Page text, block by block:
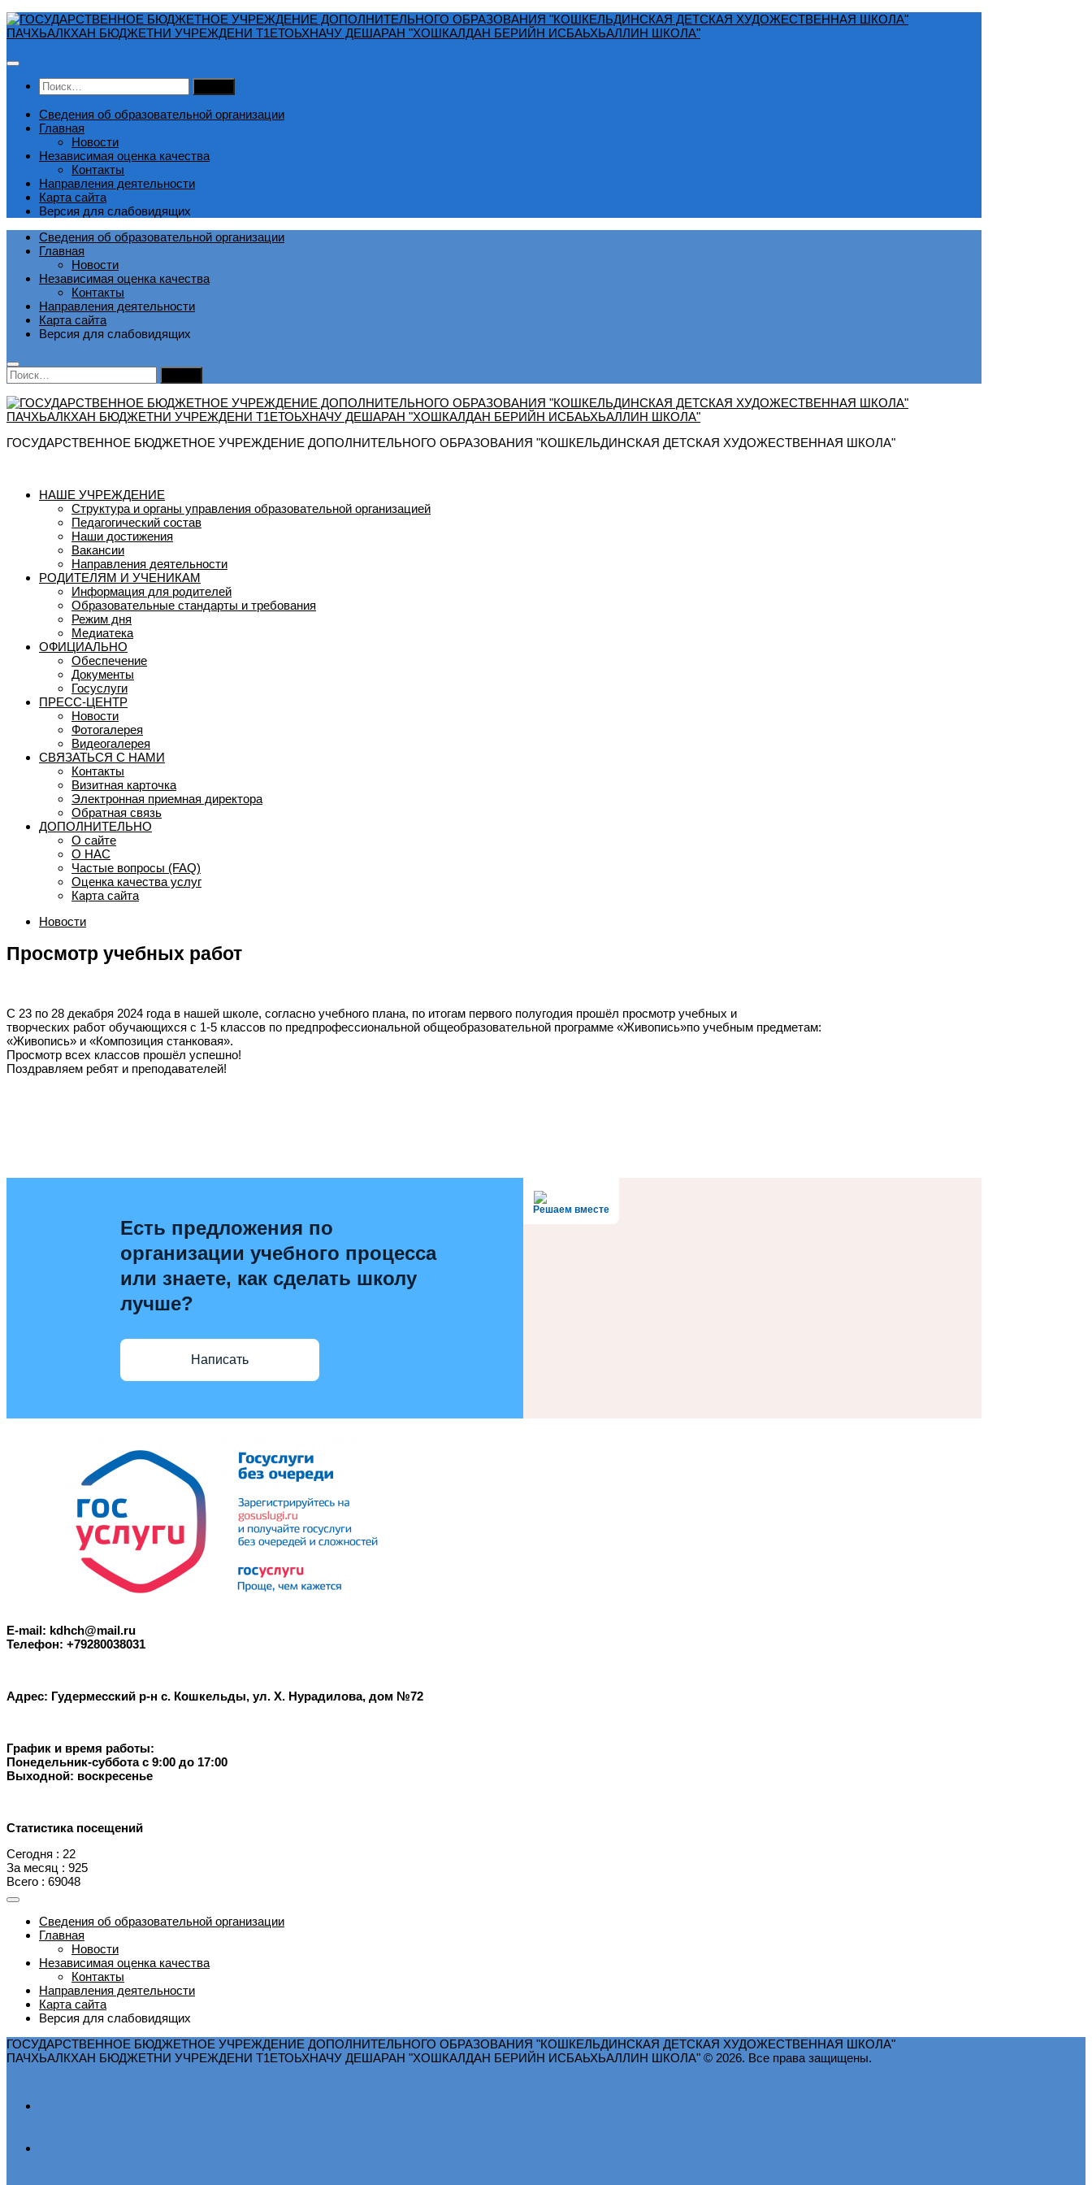
Перейти
к
Найти:
Сведения об образовательной организации
Главная
Новости
Независимая оценка качества
Контакты
Направления деятельности
Карта сайта
Версия для слабовидящих
Сведения об образовательной организации
Главная
Новости
Независимая оценка качества
Контакты
Направления деятельности
Карта сайта
Версия для слабовидящих
Найти:
ГОСУДАРСТВЕННОЕ БЮДЖЕТНОЕ УЧРЕЖДЕНИЕ ДОПОЛНИТЕЛЬНОГО ОБРАЗОВАНИЯ "КОШКЕЛЬДИНСКАЯ ДЕТСКАЯ ХУДОЖЕСТВЕННАЯ ШКОЛА"
НАШЕ УЧРЕЖДЕНИЕ
Структура и органы управления образовательной организацией
Педагогический состав
Наши достижения
Вакансии
Направления деятельности
РОДИТЕЛЯМ И УЧЕНИКАМ
Информация для родителей
Образовательные стандарты и требования
Режим дня
Медиатека
ОФИЦИАЛЬНО
Обеспечение
Документы
Госуслуги
ПРЕСС-ЦЕНТР
Новости
Фотогалерея
Видеогалерея
СВЯЗАТЬСЯ С НАМИ
Контакты
Визитная карточка
Электронная приемная директора
Обратная связь
ДОПОЛНИТЕЛЬНО
О сайте
О НАС
Частые вопросы (FAQ)
Оценка качества услуг
Карта сайта
Новости
Просмотр учебных работ
С 23 по 28 декабря 2024 года в нашей школе, согласно учебного плана, по итогам первого полугодия прошёл просмотр учебных и
творческих работ обучающихся с 1-5 классов по предпрофессиональной общеобразовательной программе «Живопись»по учебным предметам:
«Живопись» и «Композиция станковая».
Просмотр всех классов прошёл успешно!
Поздравляем ребят и преподавателей!
Решаем вместе
Есть предложения по
организации учебного процесса
или знаете, как сделать школу
лучше?
Написать
E-mail: kdhch@mail.ru
Телефон: +79280038031
Адрес: Гудермесский р-н с. Кошкельды, ул. Х. Нурадилова, дом №72
График и время работы:
Понедельник-суббота с 9:00 до 17:00
Выходной: воскресенье
Статистика посещений
Сегодня : 22
За месяц : 925
Всего : 69048
Сведения об образовательной организации
Главная
Новости
Независимая оценка качества
Контакты
Направления деятельности
Карта сайта
Версия для слабовидящих
ГОСУДАРСТВЕННОЕ БЮДЖЕТНОЕ УЧРЕЖДЕНИЕ ДОПОЛНИТЕЛЬНОГО ОБРАЗОВАНИЯ "КОШКЕЛЬДИНСКАЯ ДЕТСКАЯ ХУДОЖЕСТВЕННАЯ ШКОЛА"
ПАЧХЬАЛКХАН БЮДЖЕТНИ УЧРЕЖДЕНИ Т1ЕТОЬХНАЧУ ДЕШАРАН "ХОШКАЛДАН БЕРИЙН ИСБАЬХЬАЛЛИН ШКОЛА" © 2026. Все права защищены.